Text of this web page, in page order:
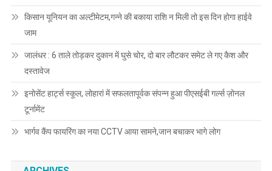
किसान यूनियन का अल्टीमेटम,गन्ने की बकाया राशि न मिली तो इस दिन होगा हाईवे
जाम
जालंधर : 6 ताले तोड़कर दुकान में घुसे चोर, दो बार लौटकर समेट ले गए कैश और
दस्तावेज
इनोसेंट हार्ट्स स्कूल, लोहारां में सफलतापूर्वक संपन्न हुआ पीएसईबी गर्ल्स ज़ोनल
टूर्नामेंट
भार्गव कैंप फायरिंग का नया CCTV आया सामने,जान बचाकर भागे लोग